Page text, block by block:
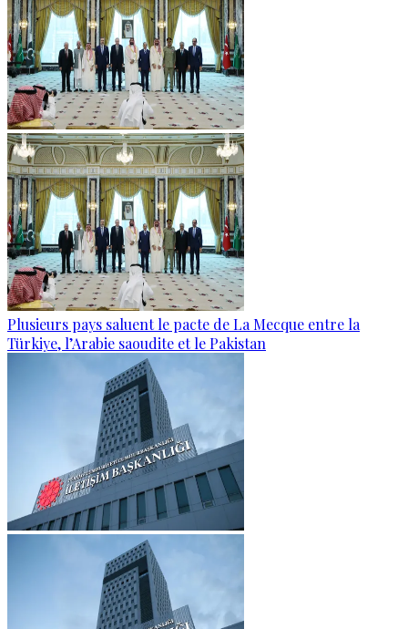
Plusieurs pays saluent le pacte de La Mecque entre la
Türkiye, l’Arabie saoudite et le Pakistan